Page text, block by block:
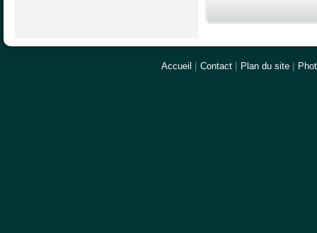
Accueil Contact Plan du site